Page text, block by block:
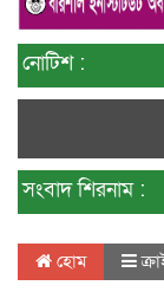
নোটিশ :
সংবাদ শিরনাম :
হোম